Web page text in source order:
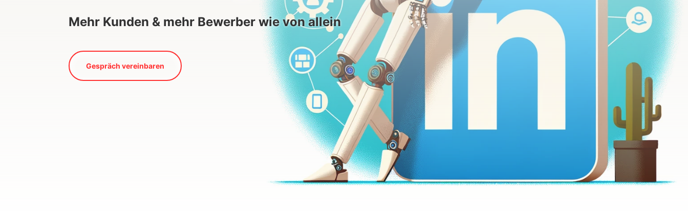
Mehr Kunden & mehr Bewerber wie von allein
Gespräch vereinbaren